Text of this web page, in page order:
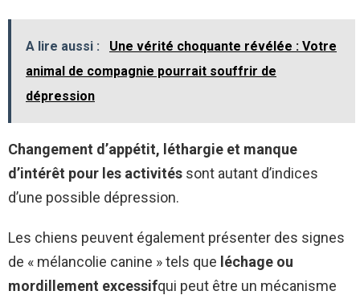
A lire aussi :
Une vérité choquante révélée : Votre
animal de compagnie pourrait souffrir de
dépression
Changement d’appétit, léthargie et manque
d’intérêt pour les activités sont autant d’indices
d’une possible dépression.
Les chiens peuvent également présenter des signes
de « mélancolie canine » tels que léchage ou
mordillement excessifqui peut être un mécanisme